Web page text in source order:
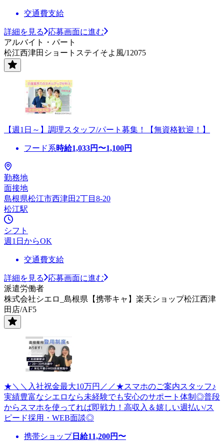
交通費支給
詳細を見る
応募画面に進む
アルバイト・パート
松江西津田ショートステイそよ風/12075
【週1日～】調理スタッフ/パート募集！【無資格歓迎！】
フード系時給1,033円〜1,100円
勤務地
面接地
島根県松江市西津田2丁目8-20
松江駅
シフト
週1日からOK
交通費支給
詳細を見る
応募画面に進む
派遣労働者
株式会社シエロ_島根県【携帯キャ】楽天ショップ松江西津
田店/AF5
★＼＼入社祝金最大10万円／／★スマホのご案内スタッフ♪
実績豊富なシエロなら未経験でも安心のサポート体制◎普段
からスマホを使ってれば即戦力！高収入＆嬉しい週払い/ス
ピード採用・WEB面談◎
携帯ショップ日給11,200円〜